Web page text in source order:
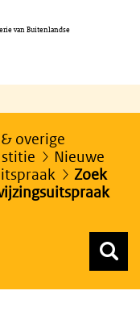
van Buitenlandse
overige
Nieuwe
Zoek